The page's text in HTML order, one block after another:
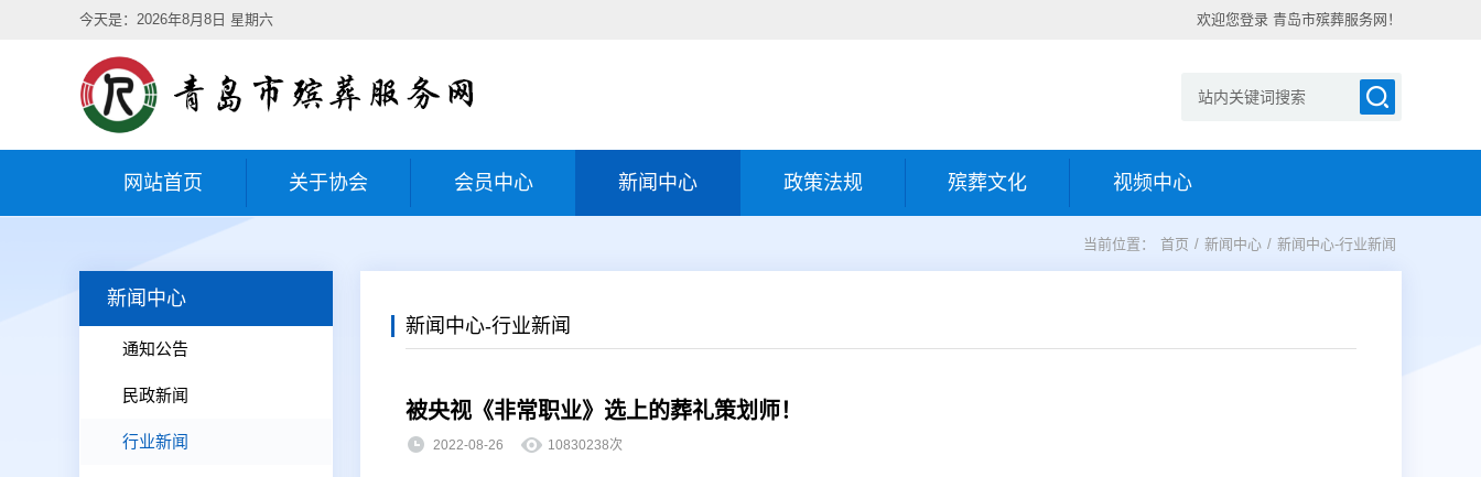
今天是：2026年8月8日 星期六 欢迎您登录 青岛市殡葬服务网！
网站首页 关于协会 会员中心 新闻中心 政策法规 殡葬文化 视频中心
新闻中心
通知公告
民政新闻
行业新闻
当前位置： 首页 / 新闻中心 / 新闻中心-行业新闻
新闻中心-行业新闻
被央视《非常职业》选上的葬礼策划师！
2022-08-26 10830238次